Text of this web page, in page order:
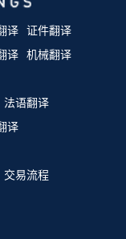
译 证件翻译
译 机械翻译
法语翻译
译
交易流程